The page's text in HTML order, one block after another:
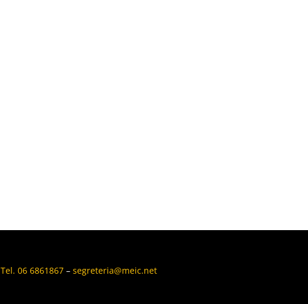
Tel. 06 6861867 – segreteria@meic.net